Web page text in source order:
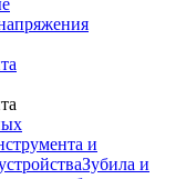
и
Зубила и